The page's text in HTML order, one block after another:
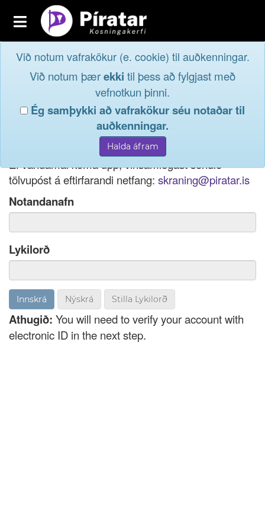
Toggle
navigation
Aðildarfélög
Innskrá
Við notum vafrakökur (e. cookie) til auðkenningar.
Við notum þærekki til þess að fylgjast með
vefnotkun þinni.
Ég samþykki að vafrakökur séu notaðar til
auðkenningar.
Innskráog taktu þátt í
lýðræðinu...
Ef þú hefur gleymt notendanafni þínu, þá má einnig
nota netfang eða kennitölu til innskráningar.
Ef vandamál koma upp, vinsamlegast sendið
tölvupóst á eftirfarandi netfang: skraning@piratar.is
Notandanafn
Lykilorð
Nýskrá Stilla Lykilorð
Athugið: You will need to verify your account with
electronic ID in the next step.